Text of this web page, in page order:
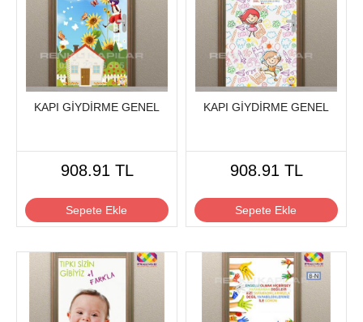
KAPI GİYDİRME GENEL
908.91 TL
Sepete Ekle
KAPI GİYDİRME GENEL
908.91 TL
Sepete Ekle